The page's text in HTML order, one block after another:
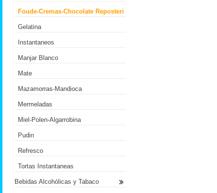
Foude-Cremas-Chocolate Reposteri
Gelatina
Instantaneos
Manjar Blanco
Mate
Mazamorras-Mandioca
Mermeladas
Miel-Polen-Algarrobina
Pudin
Refresco
Tortas Instantaneas
Bebidas Alcohólicas y Tabaco